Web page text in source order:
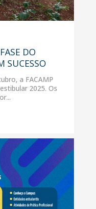
DO
SUCESSO
a FACAMP
2025. Os